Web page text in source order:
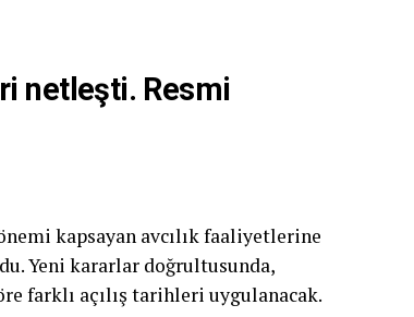
netleşti. Resmi
kapsayan avcılık faaliyetlerine
Yeni kararlar doğrultusunda,
farklı açılış tarihleri uygulanacak.